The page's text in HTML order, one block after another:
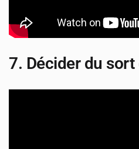
7. Décider du sort